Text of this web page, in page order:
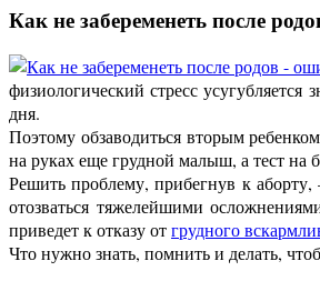
Как не забеременеть после
физиологический стресс
дня.
Поэтому обзаводиться вторым
на руках еще грудной малыш, а тест на
Решить проблему, прибегнув к
отозваться тяжелейшими
приведет к отказу отгрудного
Что нужно знать, помнить и делать,